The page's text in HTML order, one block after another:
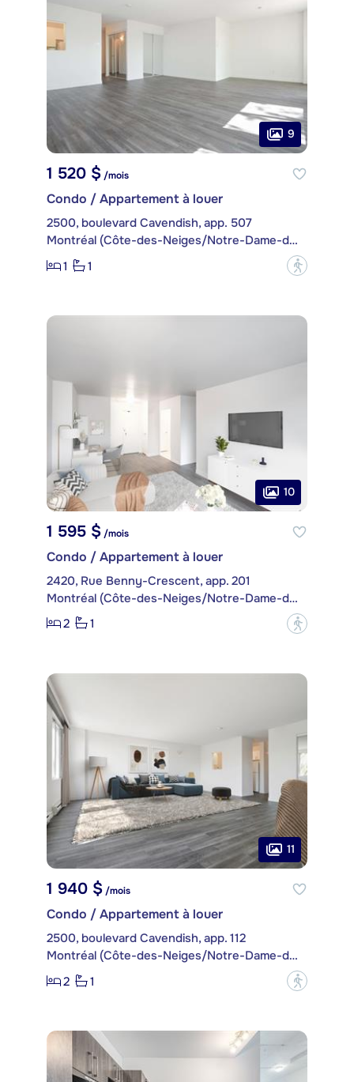
9
1 520 $/mois
Condo / Appartement à louer
2500, boulevard Cavendish, app. 507
Montréal (Côte-des-Neiges/Notre-Dame-de-Grâce)
1
1 ?
10
1 595 $ /mois
Condo / Appartement à louer
2420, Rue Benny-Crescent, app. 201
Montréal (Côte-des-Neiges/Notre-Dame-de-Grâce)
2
1 ?
11
1 940 $/mois
Condo / Appartement à louer
2500, boulevard Cavendish, app. 112
Montréal (Côte-des-Neiges/Notre-Dame-de-Grâce)
2
1 ?